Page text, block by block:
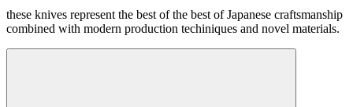
these knives represent the best of the best of Japanese craftsmanship
combined with modern production techiniques and novel materials.